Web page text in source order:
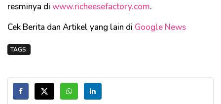
resminya di www.richeesefactory.com.
Cek Berita dan Artikel yang lain di Google News
TAGS: